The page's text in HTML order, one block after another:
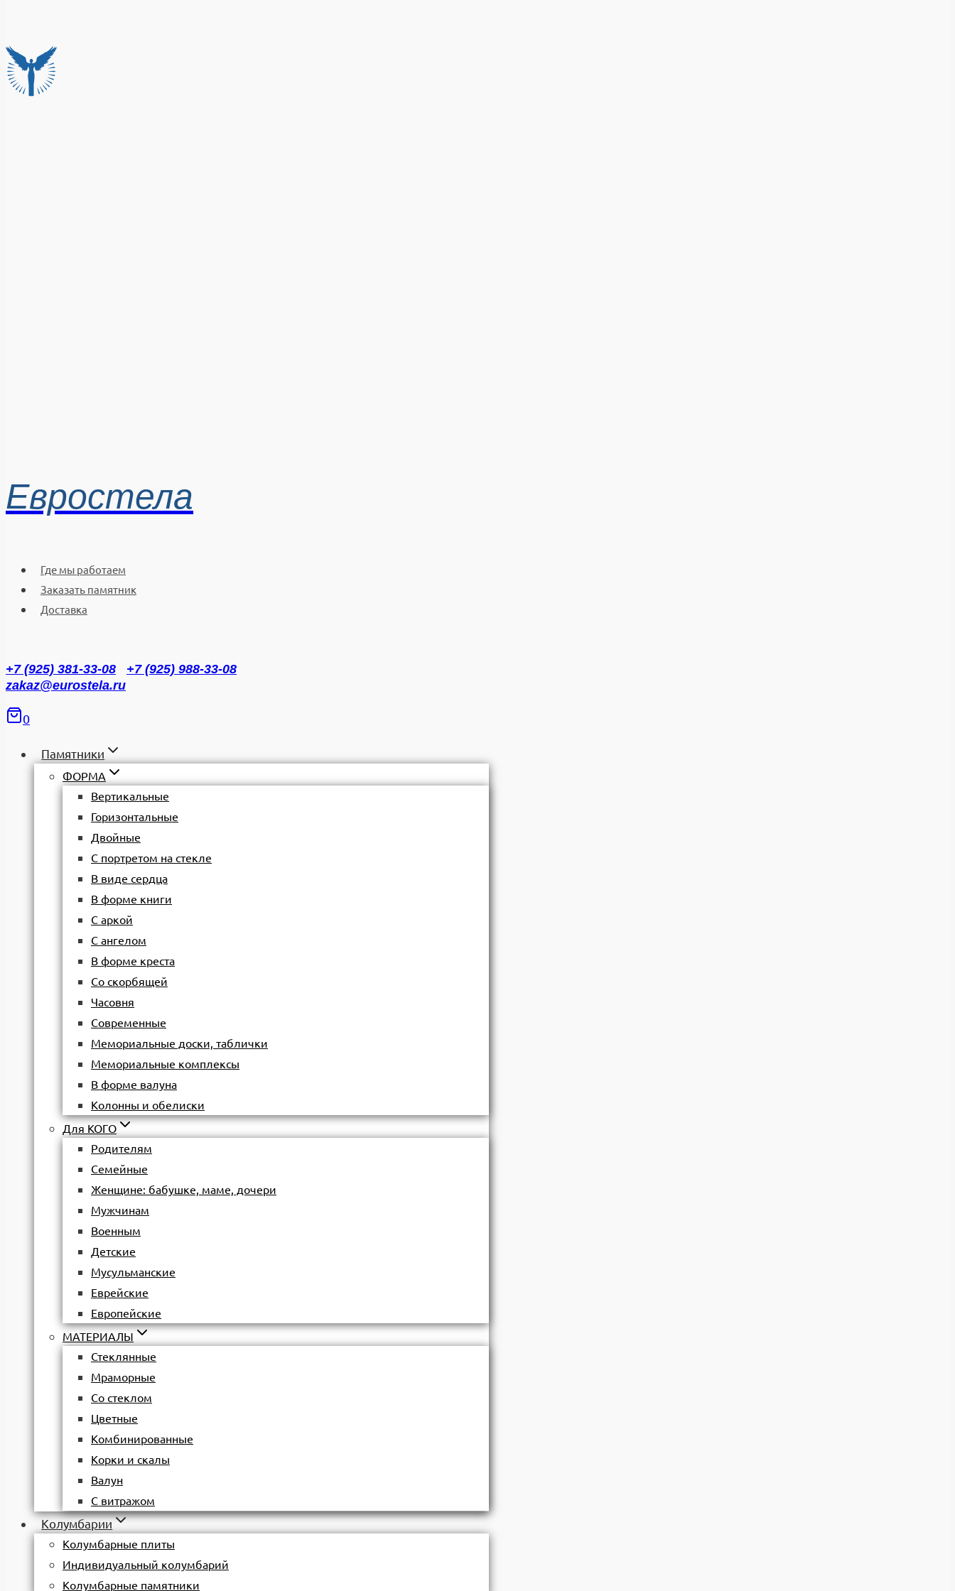
Евростела
Где мы работаем
Заказать памятник
Доставка
+7 (925) 381-33-08
+7 (925) 988-33-08
zakaz@eurostela.ru
0
Памятники
ФОРМА
Вертикальные
Горизонтальные
Двойные
С портретом на стекле
В виде сердца
В форме книги
С аркой
С ангелом
В форме креста
Со скорбящей
Часовня
Современные
Мемориальные доски, таблички
Мемориальные комплексы
В форме валуна
Колонны и обелиски
Для КОГО
Родителям
Семейные
Женщине: бабушке, маме, дочери
Мужчинам
Военным
Детские
Мусульманские
Еврейские
Европейские
МАТЕРИАЛЫ
Стеклянные
Мраморные
Со стеклом
Цветные
Комбинированные
Корки и скалы
Валун
С витражом
Колумбарии
Колумбарные плиты
Индивидуальный колумбарий
Колумбарные памятники